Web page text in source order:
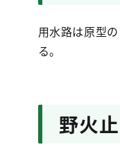
用水路は原型
る。
野火